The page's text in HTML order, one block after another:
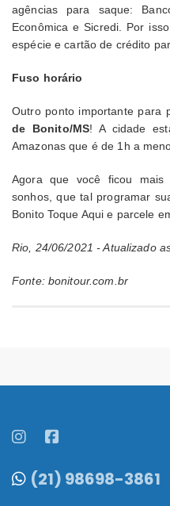
agências para saque:
Econômica e Sicredi. Por
espécie e cartão de crédito
Fuso horário
Outro ponto importante para
de Bonito/MS! A cidade
Amazonas que é de 1h a
Agora que você ficou
sonhos, que tal programar
Bonito Toque Aqui e parcele
Rio, 24/06/2021 - Atualizado
Fonte: bonitour.com.br
(21) 98698-3861